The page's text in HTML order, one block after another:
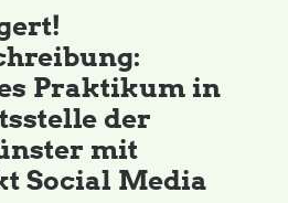
Praktikum in
der
mit
Social Media